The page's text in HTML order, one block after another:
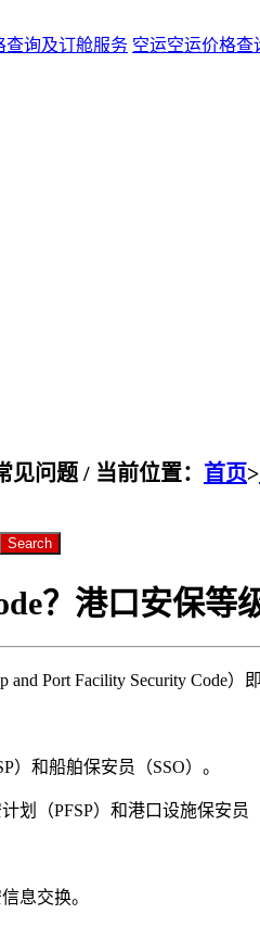
查询及订舱服务 空运空运价格查
见问题 / 当前位置： 首页>
Search
？港口安保等
and Port Facility Security
）和船舶保安员（SSO）。
划（PFSP）和港口设施保安员（
息交换。